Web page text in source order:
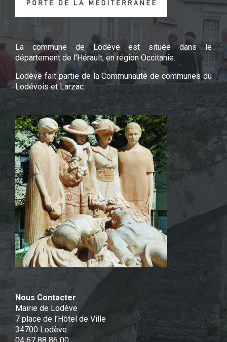
La commune de Lodève est située dans le
département de l'Hérault, en région Occitanie.
Lodève fait partie de la Communauté de communes du
Lodévois et Larzac.
Nous Contacter
Mairie de Lodève
7 place de l'Hôtel de Ville
34700 Lodève